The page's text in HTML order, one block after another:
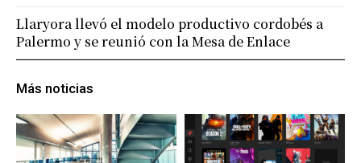
Más noticias
Llaryora llevó el modelo productivo cordobés a
Palermo y se reunió con la Mesa de Enlace